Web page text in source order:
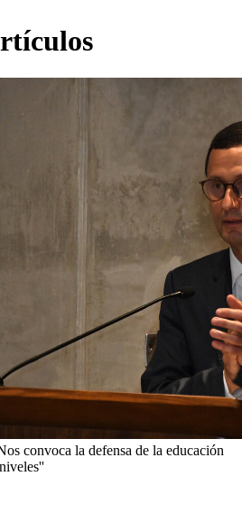
convoca la defensa de la educación